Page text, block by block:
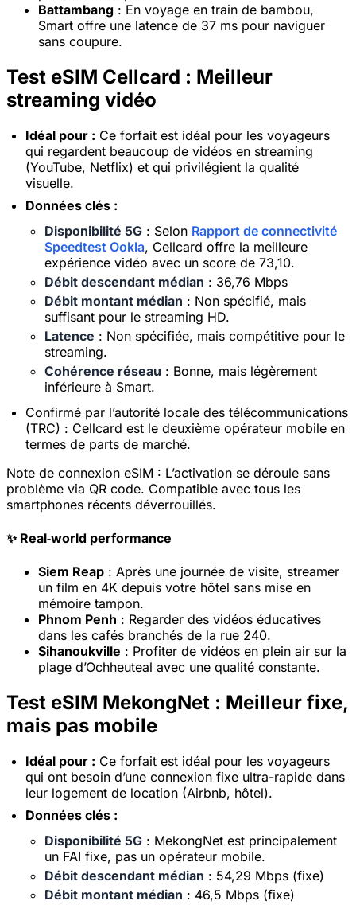
Battambang : En voyage en train de bambou,
Smart offre une latence de 37 ms pour naviguer
sans coupure.
Test eSIM Cellcard : Meilleur
streaming vidéo
Idéal pour : Ce forfait est idéal pour les voyageurs
qui regardent beaucoup de vidéos en streaming
(YouTube, Netflix) et qui privilégient la qualité
visuelle.
Données clés :
Disponibilité 5G : Selon Rapport de connectivité
Speedtest Ookla, Cellcard offre la meilleure
expérience vidéo avec un score de 73,10.
Débit descendant médian : 36,76 Mbps
Débit montant médian : Non spécifié, mais
suffisant pour le streaming HD.
Latence : Non spécifiée, mais compétitive pour le
streaming.
Cohérence réseau : Bonne, mais légèrement
inférieure à Smart.
Confirmé par l’autorité locale des télécommunications
(TRC) : Cellcard est le deuxième opérateur mobile en
termes de parts de marché.
Note de connexion eSIM : L’activation se déroule sans
problème via QR code. Compatible avec tous les
smartphones récents déverrouillés.
✨ Real‑world performance
Siem Reap : Après une journée de visite, streamer
un film en 4K depuis votre hôtel sans mise en
mémoire tampon.
Phnom Penh : Regarder des vidéos éducatives
dans les cafés branchés de la rue 240.
Sihanoukville : Profiter de vidéos en plein air sur la
plage d’Ochheuteal avec une qualité constante.
Test eSIM MekongNet : Meilleur fixe,
mais pas mobile
Idéal pour : Ce forfait est idéal pour les voyageurs
qui ont besoin d’une connexion fixe ultra-rapide dans
leur logement de location (Airbnb, hôtel).
Données clés :
Disponibilité 5G : MekongNet est principalement
un FAI fixe, pas un opérateur mobile.
Débit descendant médian : 54,29 Mbps (fixe)
Débit montant médian : 46,5 Mbps (fixe)
×
Offre à durée limitée
Code promo
web20